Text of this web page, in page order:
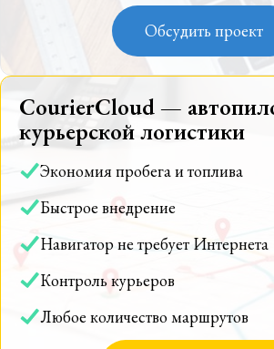
Обсудить проект
CourierCloud —
курьерской логистики
Экономия пробега и топлива
Быстрое внедрение
Навигатор не требует Интернета
Контроль курьеров
Любое количество маршрутов